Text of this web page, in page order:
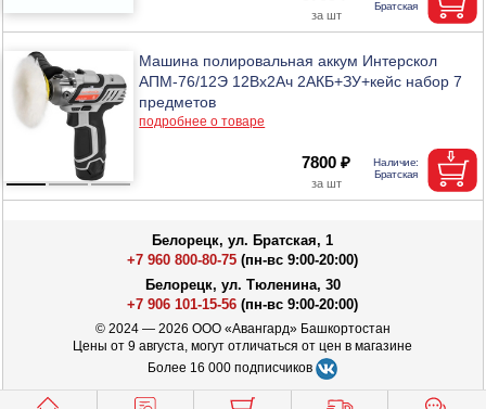
Машина полировальная аккум Интерскол
АПМ-76/12Э 12Вх2Ач 2АКБ+ЗУ+кейс набор 7
предметов
подробнее о товаре
7800 ₽
Белорецк, ул. Братская, 1
+7 960 800-80-75 (пн-вс 9:00-20:00)
Белорецк, ул. Тюленина, 30
+7 906 101-15-56 (пн-вс 9:00-20:00)
© 2024 — 2026 ООО «Авангард» Башкортостан
Цены от 9 августа, могут отличаться от цен в магазине
Более 16 000 подписчиков